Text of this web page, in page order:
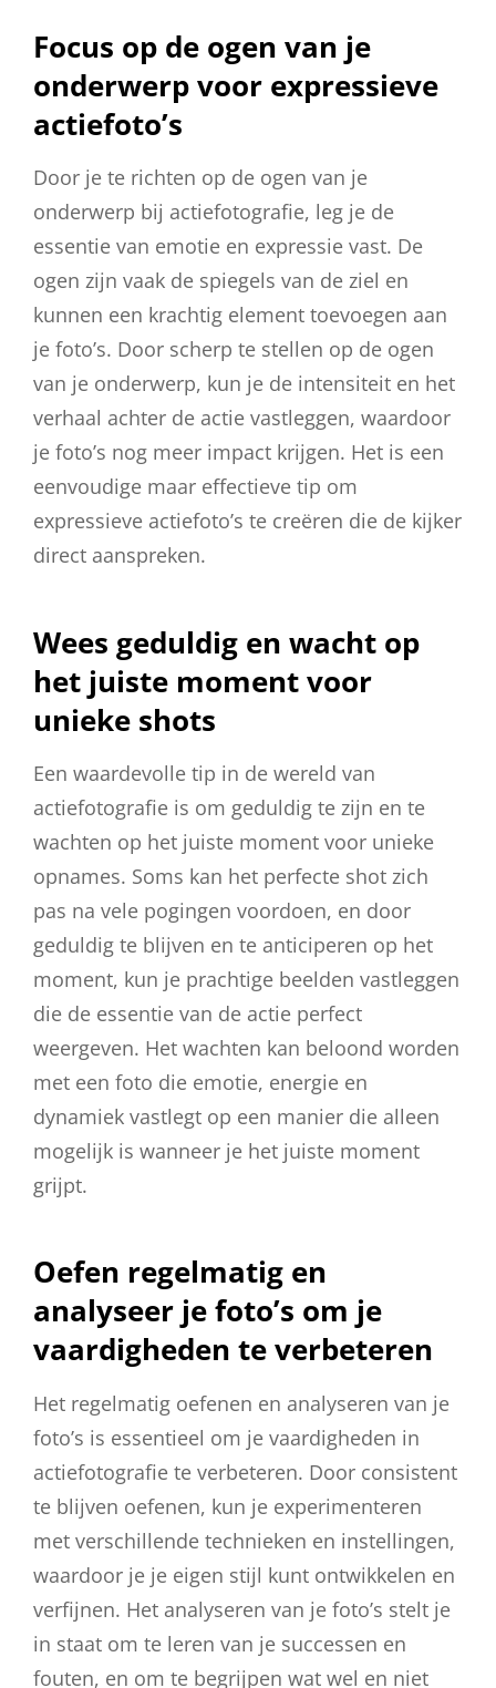
Focus op de ogen van je
onderwerp voor expressieve
actiefoto’s
Door je te richten op de ogen van je
onderwerp bij actiefotografie, leg je de
essentie van emotie en expressie vast. De
ogen zijn vaak de spiegels van de ziel en
kunnen een krachtig element toevoegen aan
je foto’s. Door scherp te stellen op de ogen
van je onderwerp, kun je de intensiteit en het
verhaal achter de actie vastleggen, waardoor
je foto’s nog meer impact krijgen. Het is een
eenvoudige maar effectieve tip om
expressieve actiefoto’s te creëren die de kijker
direct aanspreken.
Wees geduldig en wacht op
het juiste moment voor
unieke shots
Een waardevolle tip in de wereld van
actiefotografie is om geduldig te zijn en te
wachten op het juiste moment voor unieke
opnames. Soms kan het perfecte shot zich
pas na vele pogingen voordoen, en door
geduldig te blijven en te anticiperen op het
moment, kun je prachtige beelden vastleggen
die de essentie van de actie perfect
weergeven. Het wachten kan beloond worden
met een foto die emotie, energie en
dynamiek vastlegt op een manier die alleen
mogelijk is wanneer je het juiste moment
grijpt.
Oefen regelmatig en
analyseer je foto’s om je
vaardigheden te verbeteren
Het regelmatig oefenen en analyseren van je
foto’s is essentieel om je vaardigheden in
actiefotografie te verbeteren. Door consistent
te blijven oefenen, kun je experimenteren
met verschillende technieken en instellingen,
waardoor je je eigen stijl kunt ontwikkelen en
verfijnen. Het analyseren van je foto’s stelt je
in staat om te leren van je successen en
fouten, en om te begrijpen wat wel en niet